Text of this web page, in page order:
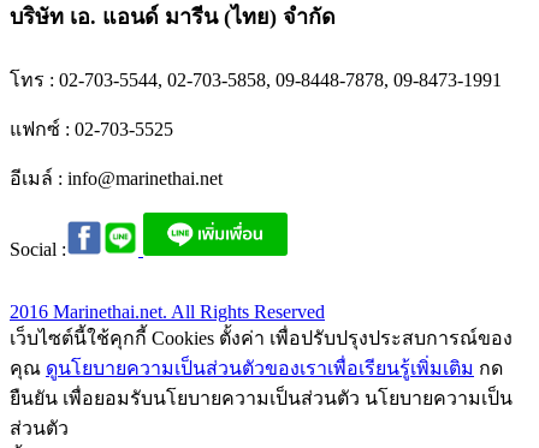
บริษัท เอ. แอนด์ มารีน (ไทย) จำกัด
โทร : 02-703-5544, 02-703-5858, 09-8448-7878, 09-8473-1991
แฟกซ์ : 02-703-5525
อีเมล์ : info@marinethai.net
Social :
2016 Marinethai.net. All Rights Reserved
เว็บไซต์นี้ใช้คุกกี้ Cookies ตั้งค่า เพื่อปรับปรุงประสบการณ์ของ
คุณ ดูนโยบายความเป็นส่วนตัวของเราเพื่อเรียนรู้เพิ่มเติม กด
ยืนยัน เพื่อยอมรับนโยบายความเป็นส่วนตัว นโยบายความเป็น
ส่วนตัว